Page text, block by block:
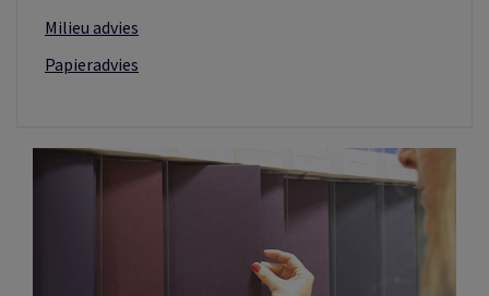
Milieu advies
Papieradvies